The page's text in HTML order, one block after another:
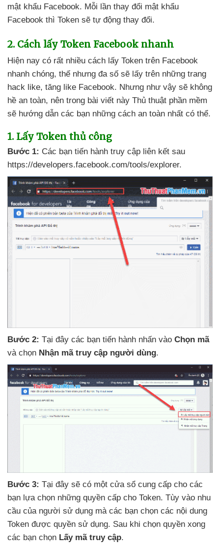
mật khẩu Facebook. Mỗi lần thay đổi mật khẩu
Facebook thì Token sẽ tự động thay đổi.
2. Cách lấy Token Facebook nhanh
Hiện nay có rất nhiều cách lấy Token trên Facebook
nhanh chóng, thế nhưng đa số sẽ lấy trên những trang
hack like, tăng like Facebook. Nhưng như vậy sẽ không
hề an toàn, nên trong bài viết này Thủ thuật phần mềm
sẽ hướng dẫn các bạn những cách an toàn nhất có thể.
1. Lấy Token thủ công
Bước 1: Các bạn tiến hành truy cập liên kết sau
https://developers.facebook.com/tools/explorer.
Bước 2: Tại đây các bạn tiến hành nhấn vào Chọn mã
và chọn Nhận mã truy cập người dùng.
Bước 3: Tại đây sẽ có một cửa sổ cung cấp cho các
bạn lựa chọn những quyền cấp cho Token. Tùy vào nhu
cầu của người sử dụng mà các bạn chọn các nội dung
Token được quyền sử dụng. Sau khi chọn quyền xong
các bạn chọn Lấy mã truy cập.